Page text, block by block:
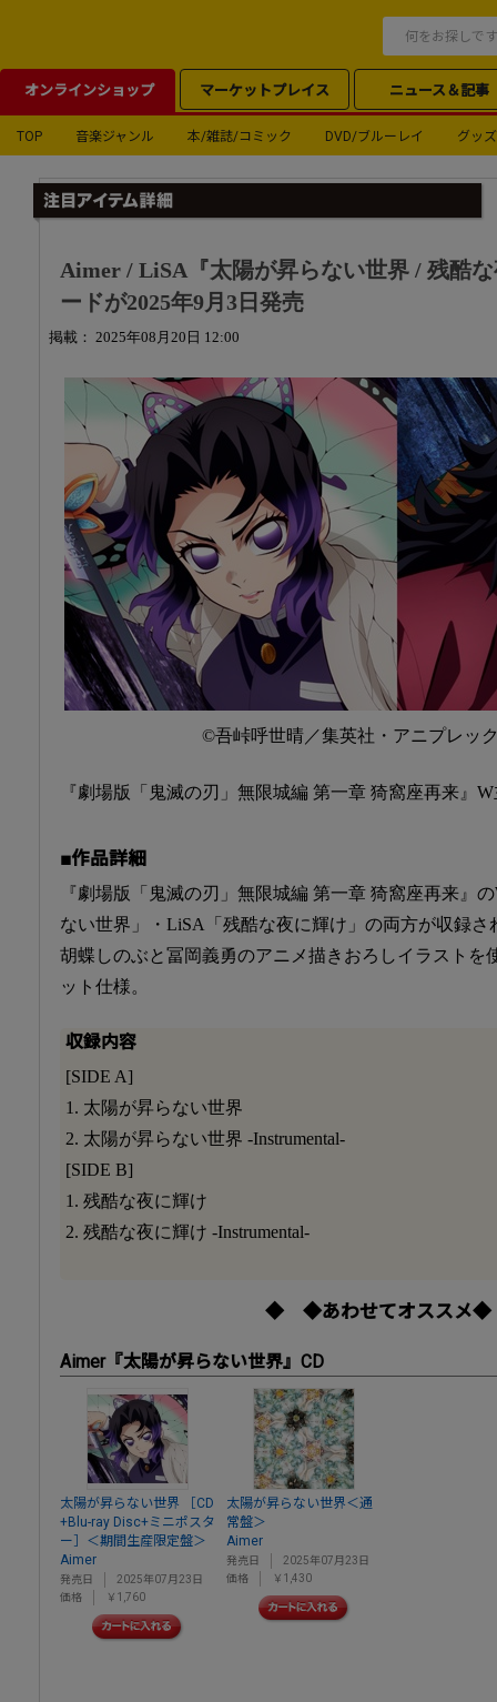
オンラインショップ マーケットプレイス ニュース＆記事
TOP 音楽ジャンル 本/雑誌/コミック DVD/ブルーレイ グッズ
Aimer / LiSA『太陽が昇らない世界 / 残酷
ードが2025年9月3日発売
掲載： 2025年08月20日 12:00
©吾峠呼世晴／集英社・アニプレッ
『劇場版「鬼滅の刃」無限城編 第一章 猗窩座再来』
■作品詳細
『劇場版「鬼滅の刃」無限城編 第一章 猗窩座再来』
ない世界」・LiSA「残酷な夜に輝け」の両方が収録
胡蝶しのぶと冨岡義勇のアニメ描きおろしイラストを
ット仕様。
収録内容
[SIDE A]
1. 太陽が昇らない世界
2. 太陽が昇らない世界 -Instrumental-
[SIDE B]
1. 残酷な夜に輝け
2. 残酷な夜に輝け -Instrumental-
◆ ◆あわせてオスス
Aimer『太陽が昇らない世界』CD
太陽が昇らない世界 ［CD
+Blu-ray Disc+ミニポスタ
ー］＜期間生産限定盤＞
Aimer
発売日
2025年07月23日
価格
￥1,760
太陽が昇らない世界＜通
常盤＞
Aimer
発売日
2025年07月23日
価格
￥1,430